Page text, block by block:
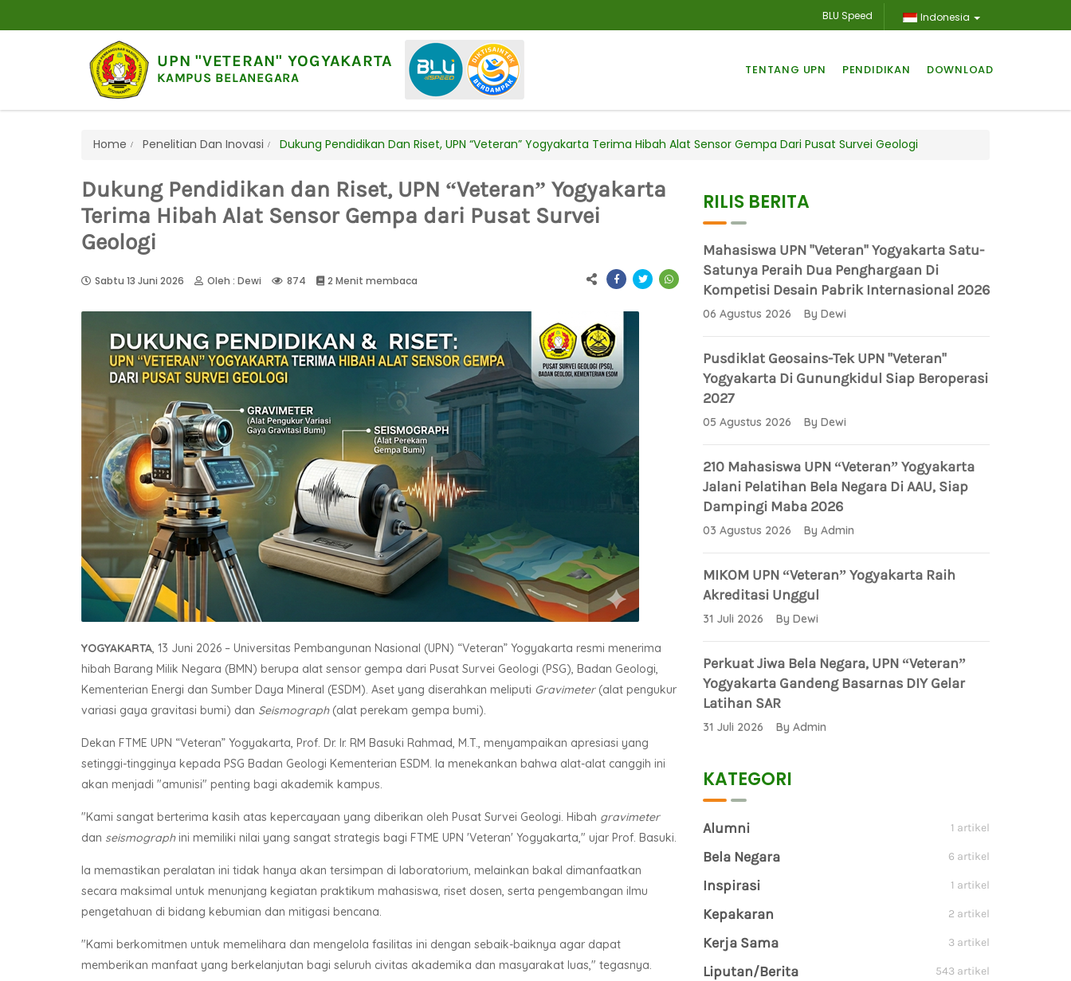
BLU Speed Indonesia
UPN "VETERAN" YOGYAKARTA
KAMPUS BELANEGARA
TENTANG UPN PENDIDIKAN DOWNLOAD
Home Penelitian Dan Inovasi Dukung Pendidikan Dan Riset, UPN “Veteran” Yogyakarta Terima Hibah Alat Sensor Gempa Dari Pusat Survei Geologi
Dukung Pendidikan dan Riset, UPN “Veteran” Yogyakarta
Terima Hibah Alat Sensor Gempa dari Pusat Survei
Geologi
Sabtu 13 Juni 2026 Oleh : Dewi 874 2 Menit membaca
YOGYAKARTA, 13 Juni 2026 – Universitas Pembangunan Nasional (UPN) “Veteran” Yogyakarta resmi menerima
hibah Barang Milik Negara (BMN) berupa alat sensor gempa dari Pusat Survei Geologi (PSG), Badan Geologi,
Kementerian Energi dan Sumber Daya Mineral (ESDM). Aset yang diserahkan meliputi Gravimeter(alat pengukur
variasi gaya gravitasi bumi) dan Seismograph(alat perekam gempa bumi).
Dekan FTME UPN “Veteran” Yogyakarta, Prof. Dr. Ir. RM Basuki Rahmad, M.T., menyampaikan apresiasi yang
setinggi-tingginya kepada PSG Badan Geologi Kementerian ESDM. Ia menekankan bahwa alat-alat canggih ini
akan menjadi "amunisi" penting bagi akademik kampus.
"Kami sangat berterima kasih atas kepercayaan yang diberikan oleh Pusat Survei Geologi. Hibah gravimeter
dan seismographini memiliki nilai yang sangat strategis bagi FTME UPN 'Veteran' Yogyakarta," ujar Prof. Basuki.
Ia memastikan peralatan ini tidak hanya akan tersimpan di laboratorium, melainkan bakal dimanfaatkan
secara maksimal untuk menunjang kegiatan praktikum mahasiswa, riset dosen, serta pengembangan ilmu
pengetahuan di bidang kebumian dan mitigasi bencana.
"Kami berkomitmen untuk memelihara dan mengelola fasilitas ini dengan sebaik-baiknya agar dapat
memberikan manfaat yang berkelanjutan bagi seluruh civitas akademika dan masyarakat luas," tegasnya.
RILIS BERITA
Mahasiswa UPN "Veteran" Yogyakarta Satu-
Satunya Peraih Dua Penghargaan Di
Kompetisi Desain Pabrik Internasional 2026
06 Agustus 2026 By Dewi
Pusdiklat Geosains-Tek UPN "Veteran"
Yogyakarta Di Gunungkidul Siap Beroperasi
2027
05 Agustus 2026 By Dewi
210 Mahasiswa UPN “Veteran” Yogyakarta
Jalani Pelatihan Bela Negara Di AAU, Siap
Dampingi Maba 2026
03 Agustus 2026 By Admin
MIKOM UPN “Veteran” Yogyakarta Raih
Akreditasi Unggul
31 Juli 2026 By Dewi
Perkuat Jiwa Bela Negara, UPN “Veteran”
Yogyakarta Gandeng Basarnas DIY Gelar
Latihan SAR
31 Juli 2026 By Admin
KATEGORI
Alumni 1 artikel
Bela Negara 6 artikel
Inspirasi 1 artikel
Kepakaran 2 artikel
Kerja Sama 3 artikel
Liputan/Berita 543 artikel